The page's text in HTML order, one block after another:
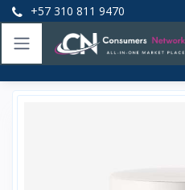
+57 310 811 9470